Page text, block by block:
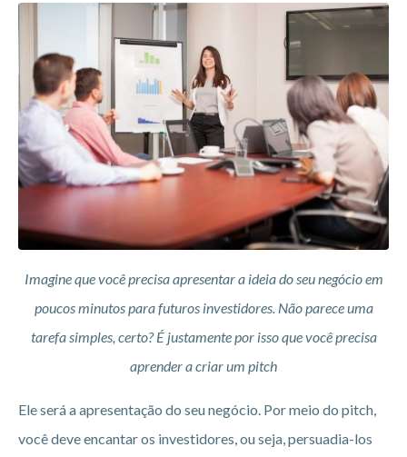
Imagine que você precisa apresentar a ideia do seu negócio em
poucos minutos para futuros investidores. Não parece uma
tarefa simples, certo? É justamente por isso que você precisa
aprender a criar um pitch
Ele será a apresentação do seu negócio. Por meio do pitch,
você deve encantar os investidores, ou seja, persuadia-los